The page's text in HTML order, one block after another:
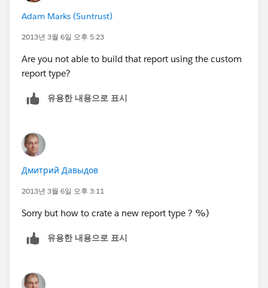
Adam Marks (Suntrust)
2013년 3월 6일 오후 5:23
Are you not able to build that report using the custom
report type?
유용한 내용으로 표시
Дмитрий Давыдов
2013년 3월 6일 오후 3:11
Sorry but how to crate a new report type ? %)
유용한 내용으로 표시